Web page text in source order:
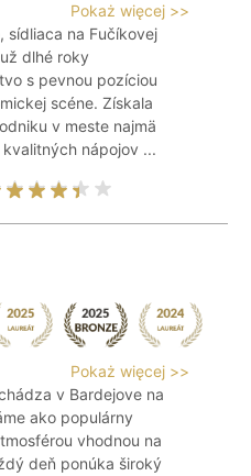
Pokaż więcej >>
sídliaca na Fučíkovej
dlhé roky
s pevnou pozíciou
scéne. Získala
v meste najmä
nápojov ...
Pokaż więcej >>
v Bardejove na
ako populárny
vhodnou na
deň ponúka široký